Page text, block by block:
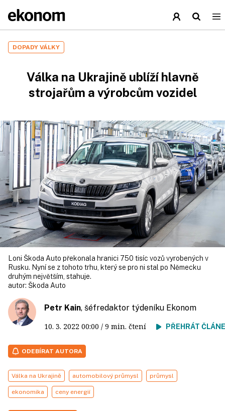
DOPADY VÁLKY
Válka na Ukrajině ublíží hlavně
strojařům a výrobcům vozidel
Loni Škoda Auto překonala hranici 750 tisíc vozů vyrobených v
Rusku. Nyní se z tohoto trhu, který se pro ni stal po Německu
druhým největším, stahuje.
autor: Škoda Auto
Petr Kain, šéfredaktor týdeníku Ekonom
10. 3. 2022 00:00 / 9 min. čtení PŘEHRÁT
ODEBÍRAT AUTORA
Válka na Ukrajině automobilový průmysl průmysl
ekonomika ceny energií